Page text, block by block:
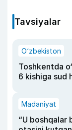
Tavsiyalar
O‘zbekiston
Toshkentda
6 kishiga sud
Madaniyat
“U boshqalar